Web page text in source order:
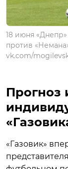
18 июня
против
vk.com/
Прогноз
«Газовик»